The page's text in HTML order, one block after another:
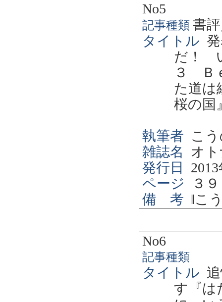
No5
記事種類 書
タイトル
だ！
３ Ｂ
た道
桜の国
執筆者 こ
雑誌名
オ
発行日
2013
ページ
３９
備 考 ‖こ
No6
記事種類
タイトル
す『